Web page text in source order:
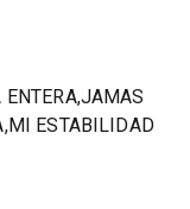
ESTABILIDAD